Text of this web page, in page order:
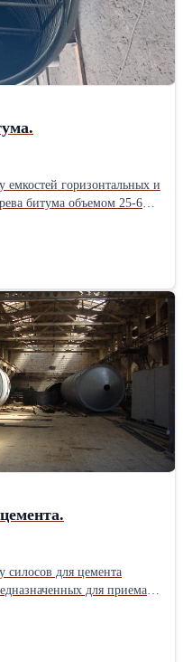
емкостей горизонтальных и
битума объемом 25-60
автотранспортом.
разогрева
Нагрев производится
силосов для цемента
для приема
его в
12 месяцев. Цена